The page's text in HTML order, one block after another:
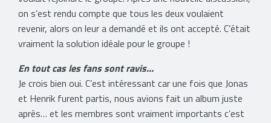
on s’est rendu compte que tous les deux voulaient
revenir, alors on leur a demandé et ils ont accepté. C’était
vraiment la solution idéale pour le groupe !
En tout cas les fans sont ravis...
Je crois bien oui. C’est intéressant car une fois que Jonas
et Henrik furent partis, nous avions fait un album juste
après… et les membres sont vraiment importants c’est